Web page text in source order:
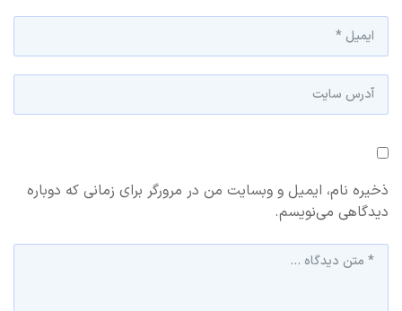
ذخیره نام، ایمیل و وبسایت من در مرورگر برای زمانی که دوباره
دیدگاهی می‌نویسم.